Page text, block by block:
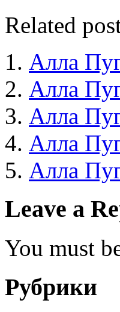
Related
Алла
Алла
Алла
Алла
Алла
Leave a
You must
Рубрики